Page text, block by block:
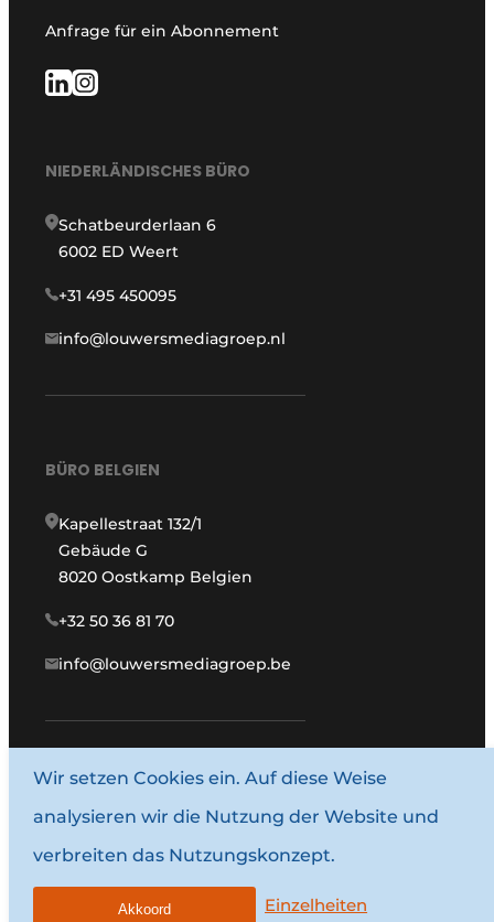
Anfrage für ein Abonnement
NIEDERLÄNDISCHES BÜRO
Schatbeurderlaan 6
6002 ED Weert
+31 495 450095
info@louwersmediagroep.nl
BÜRO BELGIEN
Kapellestraat 132/1
Gebäude G
8020 Oostkamp Belgien
+32 50 36 81 70
info@louwersmediagroep.be
www.louwersmediagroep.com
© 1987–2026 Louwersmediagroep.
Allgemeine Bedingungen und Konditionen
Wir setzen Cookies ein. Auf diese Weise
analysieren wir die Nutzung der Website und
verbreiten das Nutzungskonzept.
Einzelheiten
Akkoord